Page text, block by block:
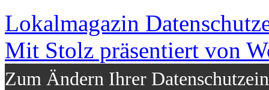
Lokalmagazin
Mit Stolz präsentiert von
Zum Ändern Ihrer